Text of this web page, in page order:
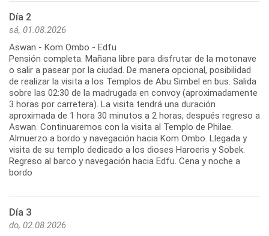
Día 2
sá, 01.08.2026
Aswan - Kom Ombo - Edfu
Pensión completa. Mañana libre para disfrutar de la motonave
o salir a pasear por la ciudad. De manera opcional, posibilidad
de realizar la visita a los Templos de Abu Simbel en bus. Salida
sobre las 02:30 de la madrugada en convoy (aproximadamente
3 horas por carretera). La visita tendrá una duración
aproximada de 1 hora 30 minutos a 2 horas, después regreso a
Aswan. Continuaremos con la visita al Templo de Philae.
Almuerzo a bordo y navegación hacia Kom Ombo. Llegada y
visita de su templo dedicado a los dioses Haroeris y Sobek.
Regreso al barco y navegación hacia Edfu. Cena y noche a
bordo
Día 3
do, 02.08.2026